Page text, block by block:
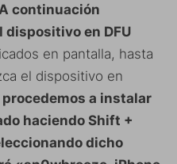
A continuación
dispositivo en DFU
en pantalla, hasta
el dispositivo en
procedemos a instalar
haciendo Shift +
dicho